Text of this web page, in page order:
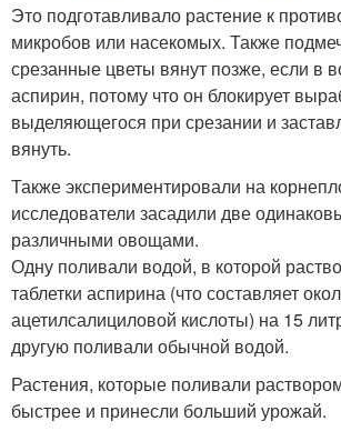
Это подготавливало растение к
микробов или насекомых. Также
срезанные цветы вянут позже, если в
аспирин, потому что он блокирует
выделяющегося при срезании и
вянуть.
Также экспериментировали на
исследователи засадили две
различными овощами.
Одну поливали водой, в которой
таблетки аспирина (что составляет
ацетилсалициловой кислоты) на 15
другую поливали обычной водой.
Растения, которые поливали
быстрее и принесли больший урожай.